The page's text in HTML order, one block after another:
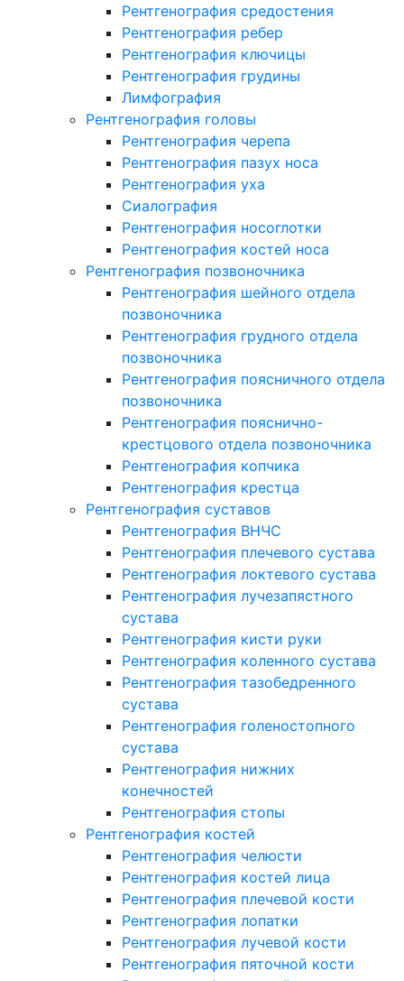
Рентгенография средостения
Рентгенография ребер
Рентгенография ключицы
Рентгенография грудины
Лимфография
Рентгенография головы
Рентгенография черепа
Рентгенография пазух носа
Рентгенография уха
Сиалография
Рентгенография носоглотки
Рентгенография костей носа
Рентгенография позвоночника
Рентгенография шейного отдела
позвоночника
Рентгенография грудного отдела
позвоночника
Рентгенография поясничного отдела
позвоночника
Рентгенография пояснично-
крестцового отдела позвоночника
Рентгенография копчика
Рентгенография крестца
Рентгенография суставов
Рентгенография ВНЧС
Рентгенография плечевого сустава
Рентгенография локтевого сустава
Рентгенография лучезапястного
сустава
Рентгенография кисти руки
Рентгенография коленного сустава
Рентгенография тазобедренного
сустава
Рентгенография голеностопного
сустава
Рентгенография нижних
конечностей
Рентгенография стопы
Рентгенография костей
Рентгенография челюсти
Рентгенография костей лица
Рентгенография плечевой кости
Рентгенография лопатки
Рентгенография лучевой кости
Рентгенография пяточной кости